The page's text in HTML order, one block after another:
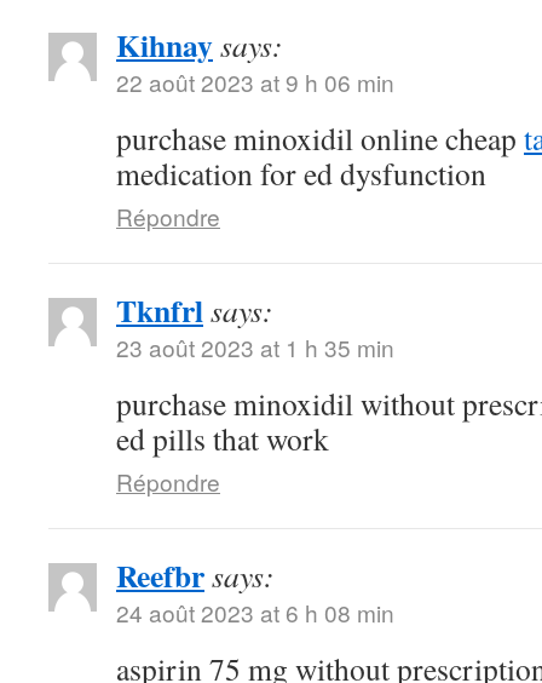
Kihnaysays:
22 août 2023 at 9 h 06 min
purchase minoxidil online cheap
medication for ed dysfunction
Répondre
Tknfrlsays:
23 août 2023 at 1 h 35 min
purchase minoxidil without
ed pills that work
Répondre
Reefbrsays:
24 août 2023 at 6 h 08 min
aspirin 75 mg without